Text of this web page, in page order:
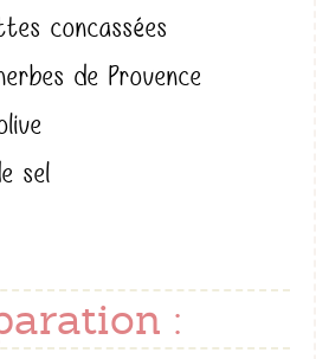
concassées
de Provence
sel
: